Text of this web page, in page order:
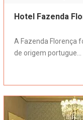
Hotel Fazenda
A Fazenda Florença
de origem portugue...